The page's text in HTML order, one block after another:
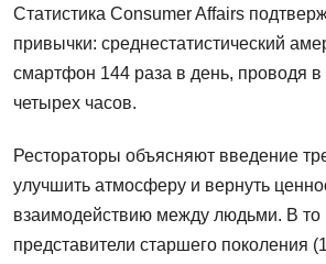
Статистика Consumer Affairs
привычки: среднестатистический
смартфон 144 раза в день, проводя
четырех часов.
Рестораторы объясняют введение
улучшить атмосферу и вернуть
взаимодействию между людьми. В то
представители старшего поколения